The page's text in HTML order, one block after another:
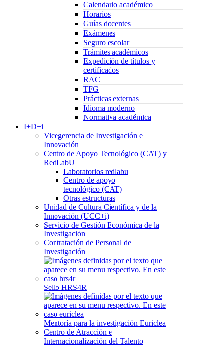
Calendario académico
Horarios
Guías docentes
Exámenes
Seguro escolar
Trámites académicos
Expedición de títulos y
certificados
RAC
TFG
Prácticas externas
Idioma moderno
Normativa académica
I+D+i
Vicegerencia de Investigación e
Innovación
Centro de Apoyo Tecnológico (CAT) y
RedLabU
Laboratorios redlabu
Centro de apoyo
tecnológico (CAT)
Otras estructuras
Unidad de Cultura Científica y de la
Innovación (UCC+i)
Servicio de Gestión Económica de la
Investigación
Contratación de Personal de
Investigación
Sello HRS4R
Mentoría para la investigación Euriclea
Centro de Atracción e
Internacionalización del Talento